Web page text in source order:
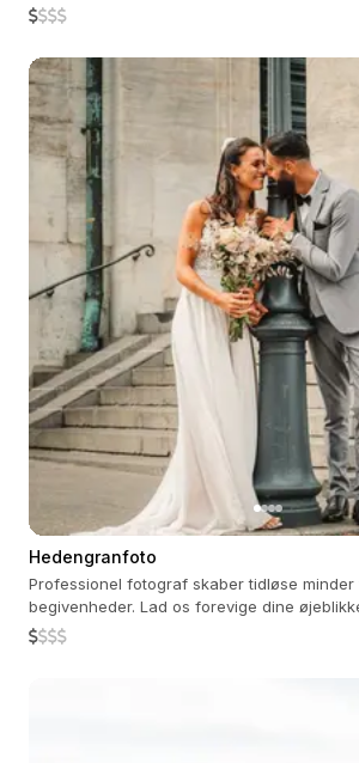
Hedengranfoto
Professionel fotograf skaber tidløse
begivenheder. Lad os forevige dine